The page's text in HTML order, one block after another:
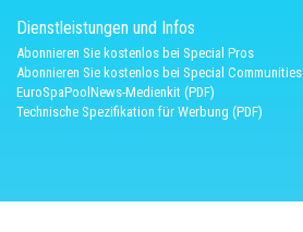
Dienstleistungen und Infos
Abonnieren Sie kostenlos bei Special Pros
Abonnieren Sie kostenlos bei Special Communities
EuroSpaPoolNews-Medienkit (PDF)
Technische Spezifikation für Werbung (PDF)